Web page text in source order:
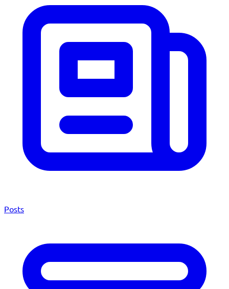
Posts